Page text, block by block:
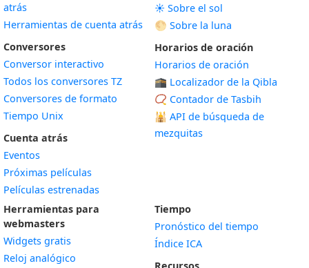
atrás
Herramientas de cuenta atrás
Conversores
Conversor interactivo
Todos los conversores TZ
Conversores de formato
Tiempo Unix
Cuenta atrás
Eventos
Próximas películas
Películas estrenadas
☀️ Sobre el sol
🌕 Sobre la luna
Horarios de oración
Horarios de oración
🕋 Localizador de la Qibla
📿 Contador de Tasbih
🕌 API de búsqueda de
mezquitas
Herramientas para
webmasters
Widgets gratis
Reloj analógico
Tiempo
Pronóstico del tiempo
Índice ICA